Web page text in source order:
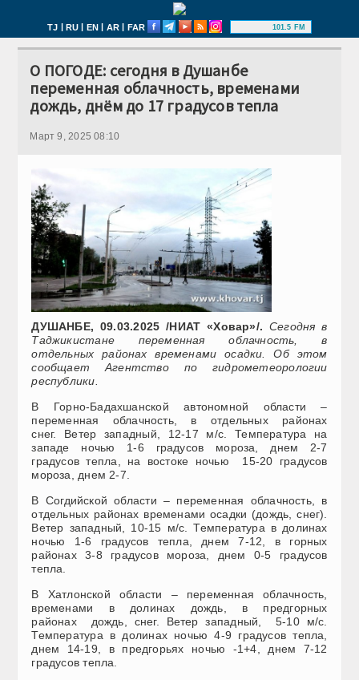
TJ | RU | EN | AR | FAR 101.5 FM
О ПОГОДЕ: сегодня в Душанбе
переменная облачность, временами
дождь, днём до 17 градусов тепла
Март 9, 2025 08:10
ДУШАНБЕ, 09.03.2025 /НИАТ «Ховар»/. Сегодня в
Таджикистане переменная облачность, в
отдельных районах временами осадки. Об этом
сообщает Агентство по гидрометеорологии
республики.
В Горно-Бадахшанской автономной области –
переменная облачность, в отдельных районах
снег. Ветер западный, 12-17 м/с. Температура на
западе ночью 1-6 градусов мороза, днем 2-7
градусов тепла, на востоке ночью 15-20 градусов
мороза, днем 2-7.
В Согдийской области – переменная облачность, в
отдельных районах временами осадки (дождь, снег).
Ветер западный, 10-15 м/с. Температура в долинах
ночью 1-6 градусов тепла, днем 7-12, в горных
районах 3-8 градусов мороза, днем 0-5 градусов
тепла.
В Хатлонской области – переменная облачность,
временами в долинах дождь, в предгорных
районах дождь, снег. Ветер западный, 5-10 м/с.
Температура в долинах ночью 4-9 градусов тепла,
днем 14-19, в предгорьях ночью -1+4, днем 7-12
градусов тепла.